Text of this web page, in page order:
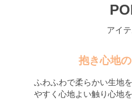
アイ
抱き心地
ふわふわで柔らかい生地
やすく心地よい触り心地